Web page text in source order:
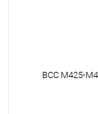
BCC M425-